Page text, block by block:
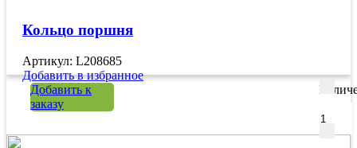
Кольцо поршня
Артикул: L208685
Добавить в избранное
Добавить к
заказу